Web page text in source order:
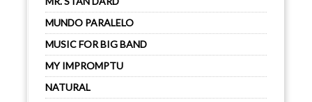
MUNDO PARALELO
MUSIC FOR BIG BAND
MY IMPROMPTU
NATURAL